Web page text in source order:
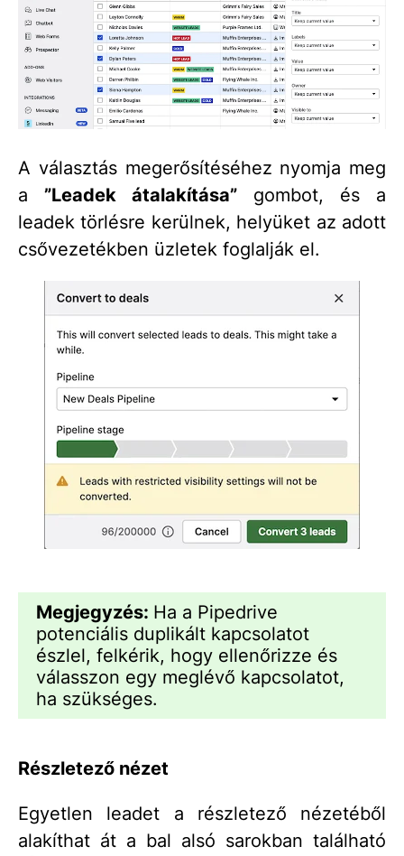
A választás megerősítéséhez nyomja meg
a ”Leadek átalakítása” gombot, és a
leadek törlésre kerülnek, helyüket az adott
csővezetékben üzletek foglalják el.
Megjegyzés: Ha a Pipedrive
potenciális duplikált kapcsolatot
észlel, felkérik, hogy ellenőrizze és
válasszon egy meglévő kapcsolatot,
ha szükséges.
Részletező nézet
Egyetlen leadet a részletező nézetéből
alakíthat át a bal alsó sarokban található